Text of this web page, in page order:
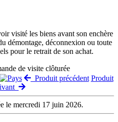
visité les biens avant son enchère
démontage, déconnexion ou toute
pour le retrait de son achat.
de visite clôturée
Produit précédent Produit
le mercredi 17 juin 2026.